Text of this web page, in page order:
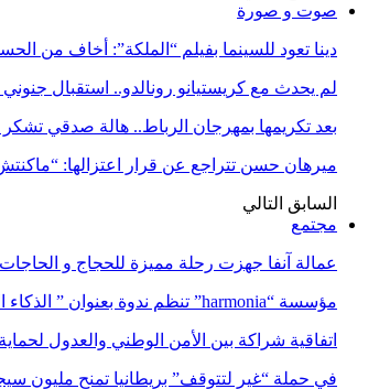
صوت و صورة
دينا تعود للسينما بفيلم “الملكة”: أخاف من
لم يحدث مع كريستيانو رونالدو.. استقبال
بعد تكريمها بمهرجان الرباط.. هالة صدقي
ميرهان حسن تتراجع عن قرار اعتزالها:
السابق التالي
مجتمع
عمالة آنفا جهزت رحلة مميزة للحجاج و
مؤسسة “harmonia” تنظم ندوة بعنوان ” الذكاء الاصطناعي ومهن المستقبل:…
اتفاقية شراكة بين الأمن الوطني والعدول
في حملة “غير لتتوقف” بريطانيا تمنح مليون